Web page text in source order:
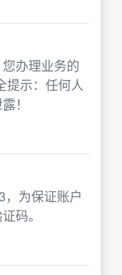
您办理业务的
提示：任何人
！
，为保证账户
码。